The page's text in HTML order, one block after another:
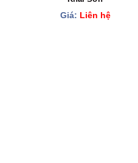
Giá: Liên hệ